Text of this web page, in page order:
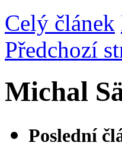
Celý článek
Předchozí
Michal
Poslední